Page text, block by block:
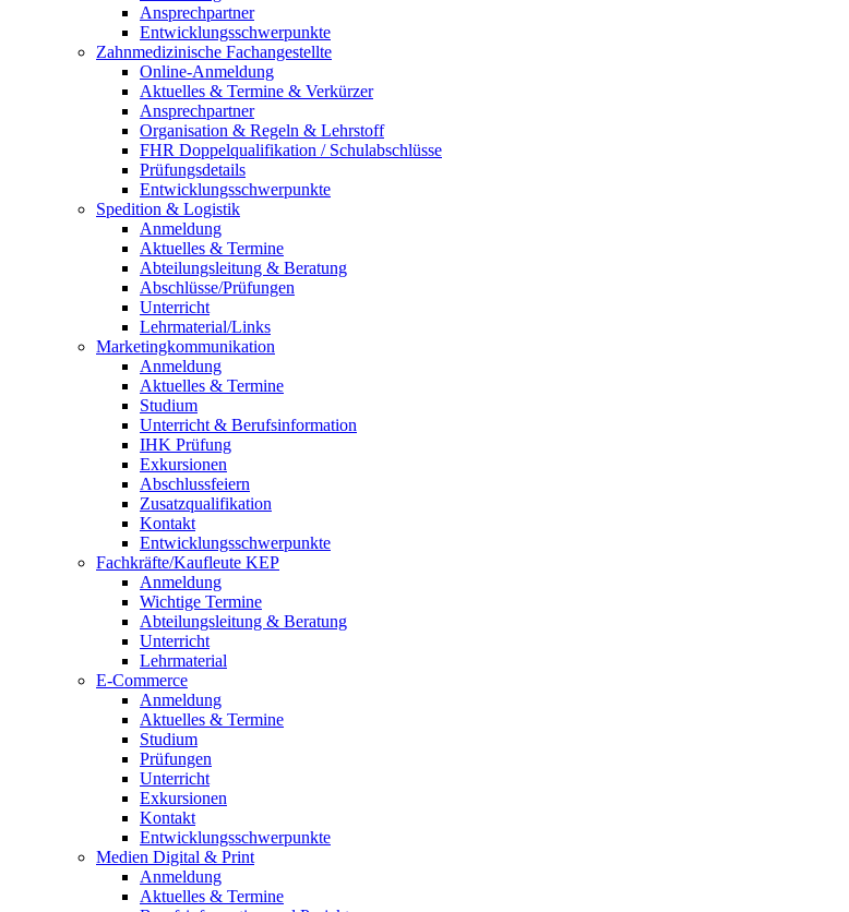
Ansprechpartner
Entwicklungsschwerpunkte
Zahnmedizinische Fachangestellte
Online-Anmeldung
Aktuelles & Termine & Verkürzer
Ansprechpartner
Organisation & Regeln & Lehrstoff
FHR Doppelqualifikation / Schulabschlüsse
Prüfungsdetails
Entwicklungsschwerpunkte
Spedition & Logistik
Anmeldung
Aktuelles & Termine
Abteilungsleitung & Beratung
Abschlüsse/Prüfungen
Unterricht
Lehrmaterial/Links
Marketingkommunikation
Anmeldung
Aktuelles & Termine
Studium
Unterricht & Berufsinformation
IHK Prüfung
Exkursionen
Abschlussfeiern
Zusatzqualifikation
Kontakt
Entwicklungsschwerpunkte
Fachkräfte/Kaufleute KEP
Anmeldung
Wichtige Termine
Abteilungsleitung & Beratung
Unterricht
Lehrmaterial
E-Commerce
Anmeldung
Aktuelles & Termine
Studium
Prüfungen
Unterricht
Exkursionen
Kontakt
Entwicklungsschwerpunkte
Medien Digital & Print
Anmeldung
Aktuelles & Termine